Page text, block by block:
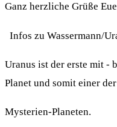
Ganz herzliche Grüße
Infos zu Wassermann/
Uranus ist der erste mit -
Planet und somit einer
Mysterien-Planeten.